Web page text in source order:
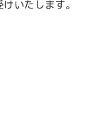
いたします。